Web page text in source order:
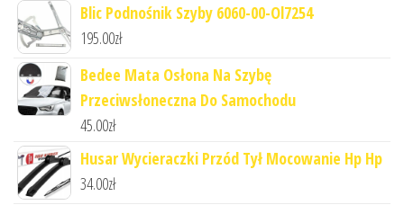
Blic Podnośnik Szyby 6060-00-Ol7254
195.00zł
Bedee Mata Osłona Na Szybę
Przeciwsłoneczna Do Samochodu
45.00zł
Husar Wycieraczki Przód Tył Mocowanie Hp Hp
34.00zł